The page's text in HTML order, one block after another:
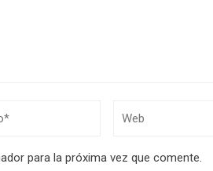
para la próxima vez que comente.